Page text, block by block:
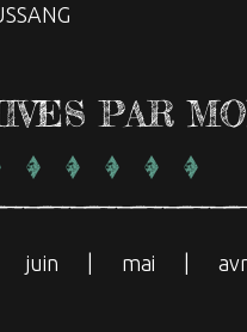
PAR
juin mai